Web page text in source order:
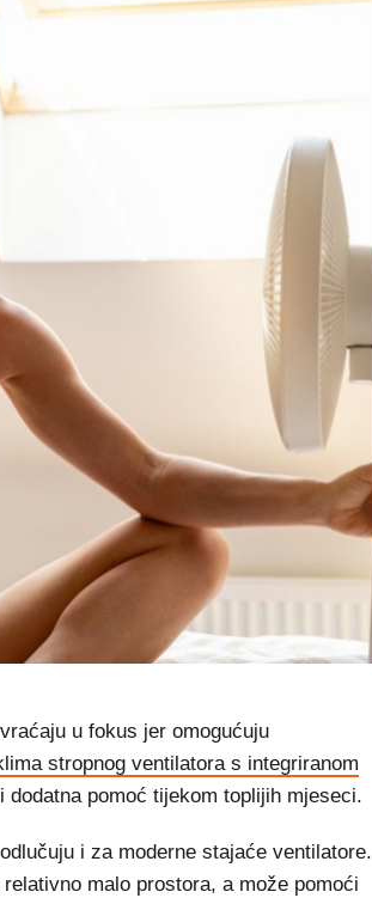
u fokus jer omogućuju
stropnog ventilatora s integriranom
pomoć tijekom toplijih mjeseci.
i za moderne stajaće ventilatore.
malo prostora, a može pomoći